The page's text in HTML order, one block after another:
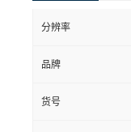
分辨率
品牌
货号